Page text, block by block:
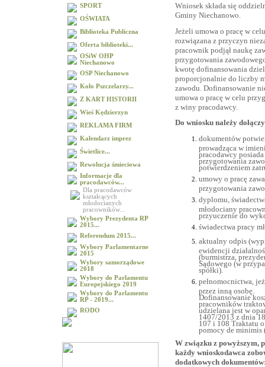
SPORT
OŚWIATA
Biblioteka Publiczna
Oferta biblioteki...
OSiW OHP
Niechanowo
OSP Niechanowo
Koło Pszczelarzy...
Z KART HISTORII
Wieś Kędzierzyn
REKLAMA FIRM
Kalendarz imprez
Świetlice...
Rewolucja śmieciowa
Informacje dla
pracodawców...
Dla pracodawców
kształcących
młodocianych
pracowników...
Wybory Prezydenta RP
2015...
Referendum 2015...
Wybory Parlamentarne
2015
Wybory samorządowe
2018
Wybory do Parlamentu
Europejskiego 2019
Wybory do Parlamentu
RP - 2019...
RODO
Wniosek składa się
Gminy Niechanowo.
Jeżeli umowa o pracę w
rozwiązana z przyczyn
pracownik podjął naukę
przygotowania
kwotę dofinansowania
proporcjonalnie do liczby
zawodu. Dofinansowanie
umowa o pracę w celu
z winy pracodawcy.
Do wniosku należy
dokumentów
prowadząca w
pracodawcy
przygotowania
potwierdzeniem
umowy o pracę
przygotowania
dyplomu,
młodociany
przyuczenie do
świadectwa pracy
aktualny odpis
ewidencji
(burmistrza,
Sądowego (w
spółki).
pełnomocnictwa,
przez inną osobę.
Dofinansowanie
pracowników
udzielana jest w
1407/2013 z dnia
107 i 108 Traktatu
pomocy de minimis
W związku z powyższym,
każdy wnioskodawca
dodatkowych